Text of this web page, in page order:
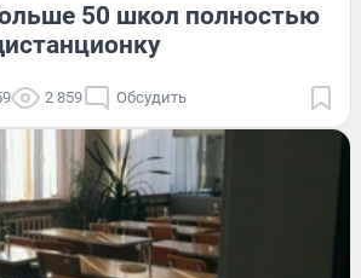
50 школ полностью
2 859 Обсудить